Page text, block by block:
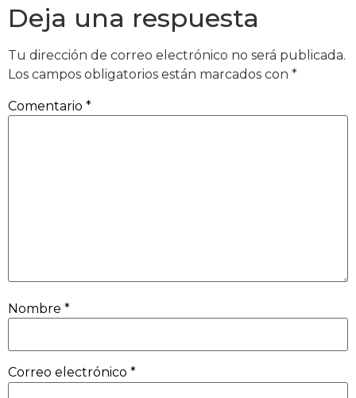
Deja una respuesta
Tu dirección de correo electrónico no será publicada.
Los campos obligatorios están marcados con *
Comentario *
Nombre *
Correo electrónico *